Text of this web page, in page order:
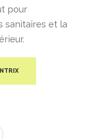
pour
sanitaires et la